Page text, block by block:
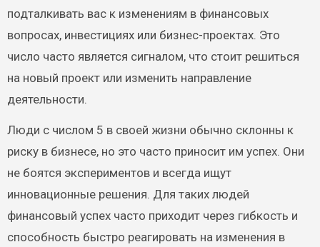
подталкивать вас к изменениям в финансовых
вопросах, инвестициях или бизнес-проектах. Это
число часто является сигналом, что стоит решиться
на новый проект или изменить направление
деятельности.
Люди с числом 5 в своей жизни обычно склонны к
риску в бизнесе, но это часто приносит им успех. Они
не боятся экспериментов и всегда ищут
инновационные решения. Для таких людей
финансовый успех часто приходит через гибкость и
способность быстро реагировать на изменения в